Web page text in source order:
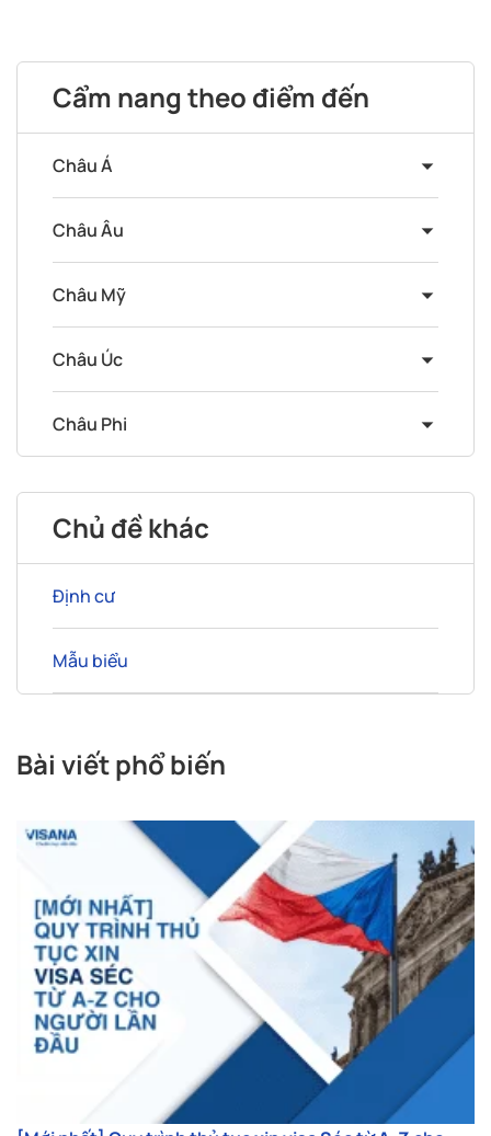
Cẩm nang theo điểm đến
Châu Á
Châu Âu
Châu Mỹ
Châu Úc
Châu Phi
Chủ đề khác
Định cư
Mẫu biểu
Bài viết phổ biến